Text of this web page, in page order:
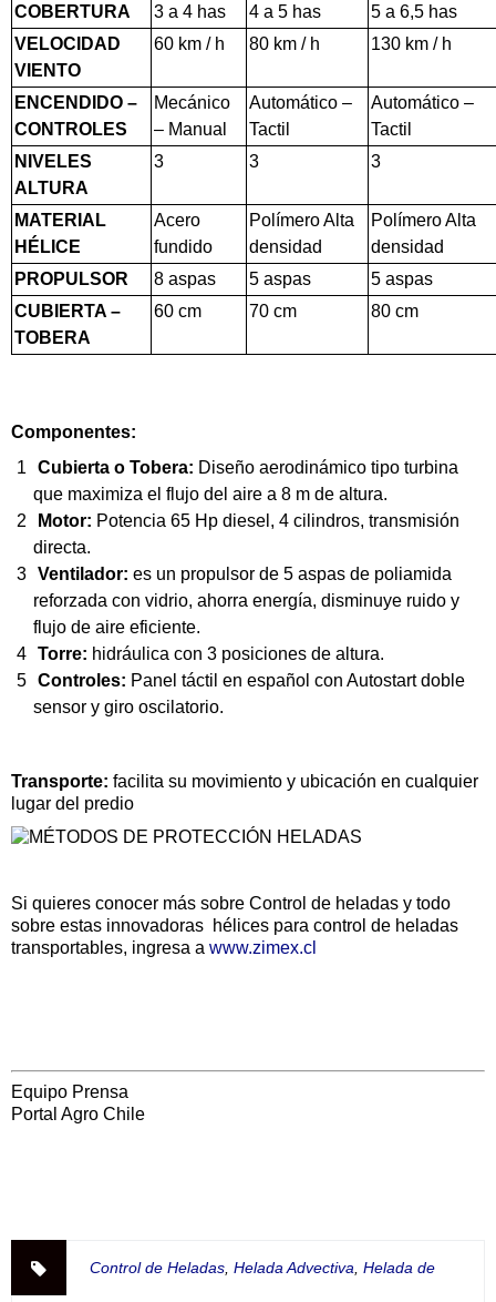
COBERTURA
3 a 4 has 4 a 5 has
5 a 6,5 has
VELOCIDAD
VIENTO
60 km / h 80 km / h 130 km / h
ENCENDIDO –
CONTROLES
Mecánico
– Manual
Automático –
Tactil
Automático –
Tactil
NIVELES
ALTURA
3 3 3
MATERIAL
HÉLICE
Acero
fundido
Polímero Alta
densidad
Polímero Alta
densidad
PROPULSOR
8 aspas 5 aspas
5 aspas
CUBIERTA –
TOBERA
60 cm 70 cm 80 cm
Componentes:
Cubierta o Tobera: Diseño aerodinámico tipo turbina
que maximiza el flujo del aire a 8 m de altura.
Motor: Potencia 65 Hp diesel, 4 cilindros, transmisión
directa.
Ventilador: es un propulsor de 5 aspas de poliamida
reforzada con vidrio, ahorra energía, disminuye ruido y
flujo de aire eficiente.
Torre: hidráulica con 3 posiciones de altura.
Controles: Panel táctil en español con Autostart doble
sensor y giro oscilatorio.
Transporte: facilita su movimiento y ubicación en cualquier
lugar del predio
Si quieres conocer más sobre Control de heladas y todo
sobre estas innovadoras hélices para control de heladas
transportables, ingresa a www.zimex.cl
Equipo Prensa
Portal Agro Chile
Control de Heladas Helada Advectiva Helada de